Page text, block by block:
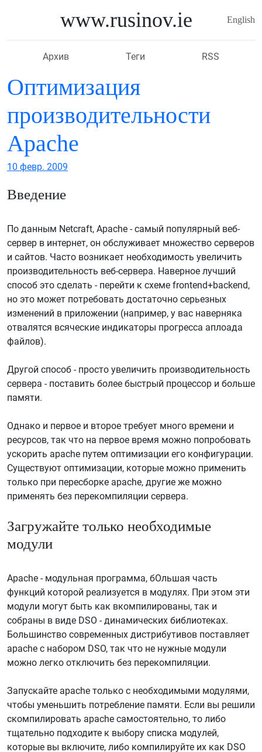
www.rusinov.ie English
Архив Теги RSS
Оптимизация
производительности
Apache
10 февр. 2009
Введение
По данным Netcraft, Apache - самый популярный веб-
сервер в интернет, он обслуживает множество серверов
и сайтов. Часто возникает необходимость увеличить
производительность веб-сервера. Наверное лучший
способ это сделать - перейти к схеме frontend+backend,
но это может потребовать достаточно серьезных
изменений в приложении (например, у вас наверняка
отвалятся всяческие индикаторы прогресса аплоада
файлов).
Другой способ - просто увеличить производительность
сервера - поставить более быстрый процессор и больше
памяти.
Однако и первое и второе требует много времени и
ресурсов, так что на первое время можно попробовать
ускорить apache путем оптимизации его конфигурации.
Существуют оптимизации, которые можно применить
только при пересборке apache, другие же можно
применять без перекомпиляции сервера.
Загружайте только необходимые
модули
Apache - модульная программа, бОльшая часть
функций которой реализуется в модулях. При этом эти
модули могут быть как вкомпилированы, так и
собраны в виде DSO - динамических библиотеках.
Большинство современных дистрибутивов поставляет
apache с набором DSO, так что не нужные модули
можно легко отключить без перекомпиляции.
Запускайте apache только с необходимыми модулями,
чтобы уменьшить потребление памяти. Если вы решили
скомпилировать apache самостоятельно, то либо
тщательно подходите к выбору списка модулей,
которые вы включите, либо компилируйте их как DSO